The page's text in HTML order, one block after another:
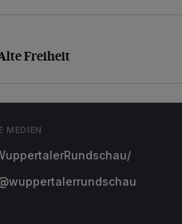
Freiheit
Freiheit
MEDIEN